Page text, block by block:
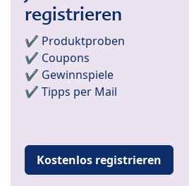
registrieren
✔️ Produktproben
✔️ Coupons
✔️ Gewinnspiele
✔️ Tipps per Mail
Kostenlos registrieren